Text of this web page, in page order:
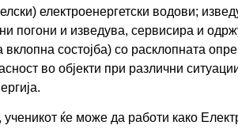
електроенергетски водови;
погони и изведува, сервисира и
состојба) со расклопната
во објекти при различни
ќе може да работи како